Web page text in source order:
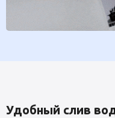
Удобный слив